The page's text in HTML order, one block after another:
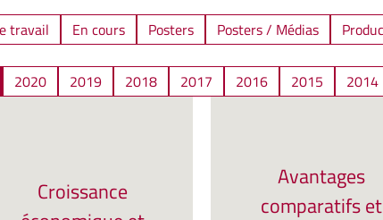
travail En cours Posters Posters / Médias
2020 2019 2018 2017 2016 2015 2014
Croissance
Avantages
comparatifs et